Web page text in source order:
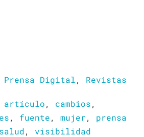
Prensa Digital, Revistas
artículo, cambios,
, fuente, mujer, prensa
salud, visibilidad